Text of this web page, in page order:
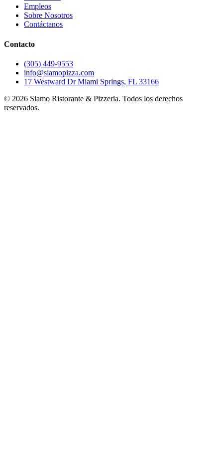
Empleos
Sobre Nosotros
Contáctanos
Contacto
(305) 449-9553
info@siamopizza.com
17 Westward Dr Miami Springs, FL 33166
© 2026 Siamo Ristorante & Pizzeria. Todos los derechos
reservados.